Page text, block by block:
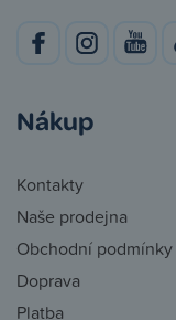
Nákup
Kontakty
Naše prodejna
Obchodní podmínky
Doprava
Platba